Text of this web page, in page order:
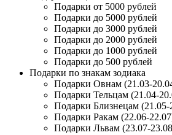
Подарки от 5000 рублей
Подарки до 5000 рублей
Подарки до 3000 рублей
Подарки до 2000 рублей
Подарки до 1000 рублей
Подарки до 500 рублей
Подарки по знакам зодиака
Подарки Овнам (21.03-
Подарки Тельцам (21.04-
Подарки Близнецам (21.05-
Подарки Ракам (22.06-
Подарки Львам (23.07-